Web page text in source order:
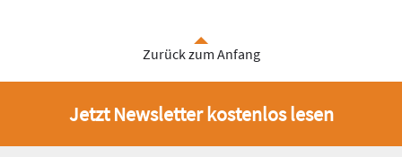
Zurück zum Anfang
Jetzt Newsletter kostenlos lesen